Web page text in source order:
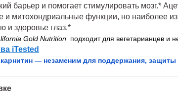
барьер и помогает стимулировать мозг.*
и митохондриальные функции, но наиболее
и здоровье глаз.*
Gold Nutrition подходит для вегетарианцев и
iTested
— незаменим для поддержания, защиты